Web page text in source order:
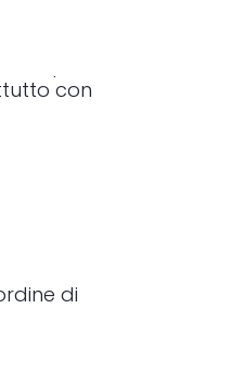
spetta a
con
di